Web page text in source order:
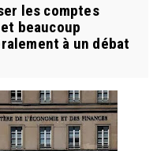
les comptes
beaucoup
à un débat